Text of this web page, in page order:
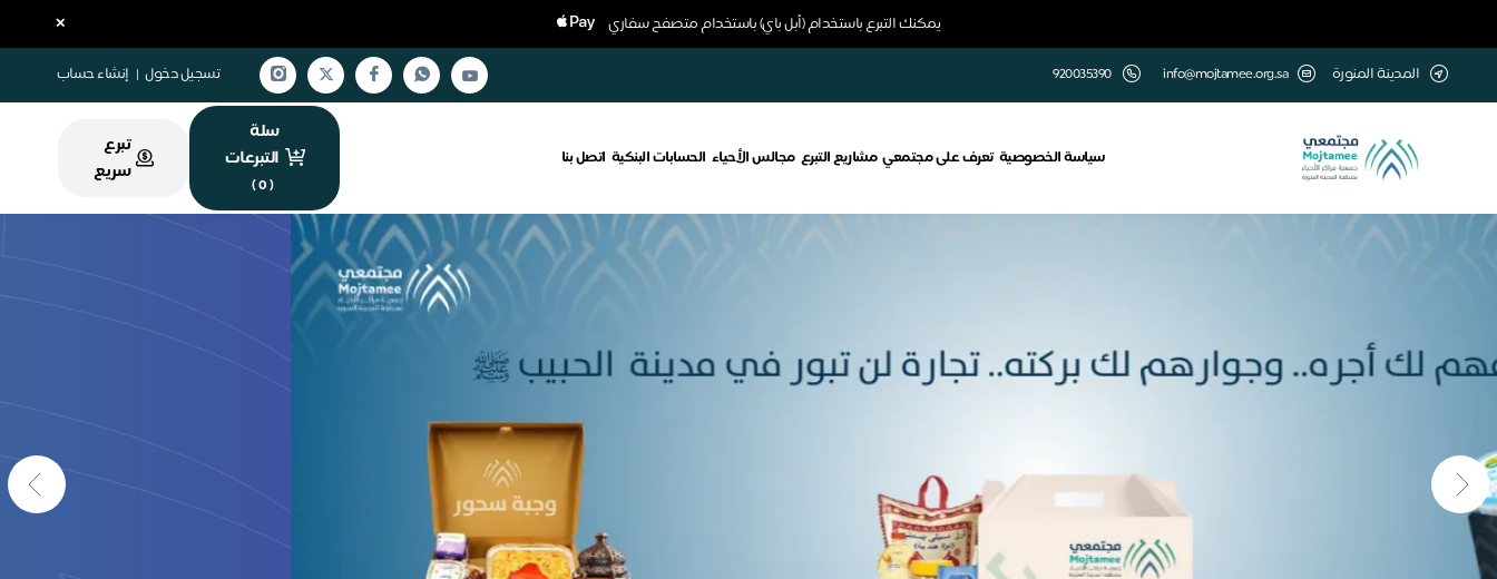
يمكنك التبرع باستخدام (أبل باي) باستخدام متصفح سفاري ×
المدينة المنورة info@mojtamee.org.sa
920035390 تسجيل دخول | إنشاء حساب
سياسة الخصوصية تعرف على مجتمعي مشاريع التبرع مجالس الأحياء الحسابات البنكية اتصل بنا
سلة
التبرعات
(
0
)
تبرع
سريع